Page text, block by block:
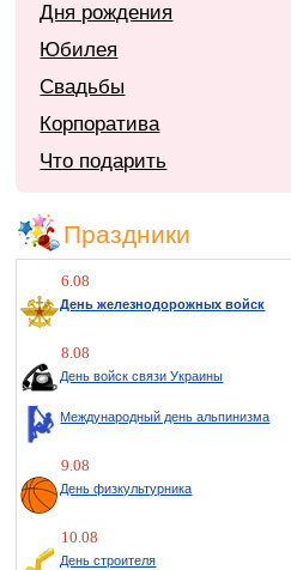
Дня рождения
Юбилея
Свадьбы
Корпоратива
Что подарить
Праздники
6.08
День железнодорожных войск
8.08
День войск связи Украины
Международный день альпинизма
9.08
День физкультурника
10.08
День строителя